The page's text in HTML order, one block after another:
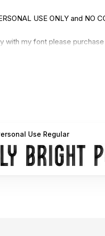
USE ONLY and NO
with my font please
first (in the
please contact my email:
in-your-desktop-mac-
license will be subject to
Use Regular